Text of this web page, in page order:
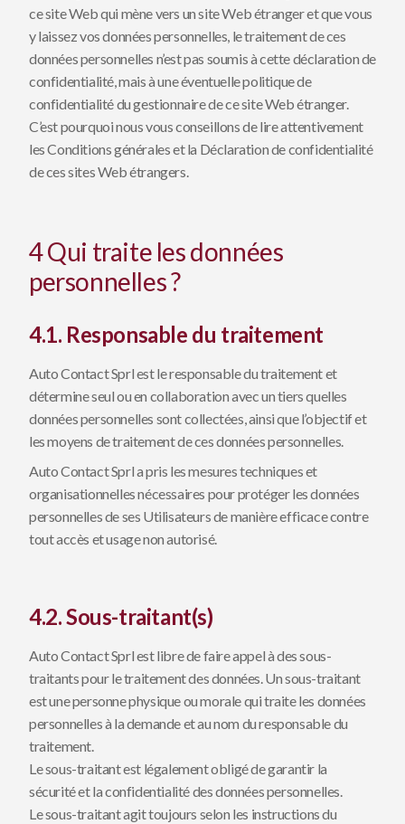
ce site Web qui mène vers un site Web étranger et que vous
y laissez vos données personnelles, le traitement de ces
données personnelles n’est pas soumis à cette déclaration de
confidentialité, mais à une éventuelle politique de
confidentialité du gestionnaire de ce site Web étranger.
C’est pourquoi nous vous conseillons de lire attentivement
les Conditions générales et la Déclaration de confidentialité
de ces sites Web étrangers.
4 Qui traite les données
personnelles ?
4.1. Responsable du traitement
Auto Contact Sprl est le responsable du traitement et
détermine seul ou en collaboration avec un tiers quelles
données personnelles sont collectées, ainsi que l’objectif et
les moyens de traitement de ces données personnelles.
Auto Contact Sprl a pris les mesures techniques et
organisationnelles nécessaires pour protéger les données
personnelles de ses Utilisateurs de manière efficace contre
tout accès et usage non autorisé.
4.2. Sous-traitant(s)
Auto Contact Sprl est libre de faire appel à des sous-
traitants pour le traitement des données. Un sous-traitant
est une personne physique ou morale qui traite les données
personnelles à la demande et au nom du responsable du
traitement.
Le sous-traitant est légalement obligé de garantir la
sécurité et la confidentialité des données personnelles.
Le sous-traitant agit toujours selon les instructions du